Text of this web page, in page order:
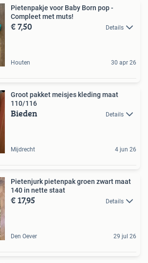
Pietenpakje voor Baby Born pop -
Compleet met muts!
€ 7,50 Details
Houten 30 apr 26
Groot pakket meisjes kleding maat
110/116
Bieden Details
Mijdrecht 4 jun 26
Pietenjurk pietenpak groen zwart maat
140 in nette staat
€ 17,95 Details
Den Oever 29 jul 26